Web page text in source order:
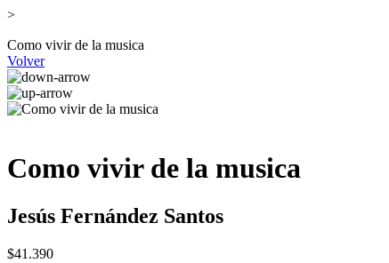
>
Como vivir de la musica
Volver
Como vivir de la musica
Jesús Fernández Santos
$41.390